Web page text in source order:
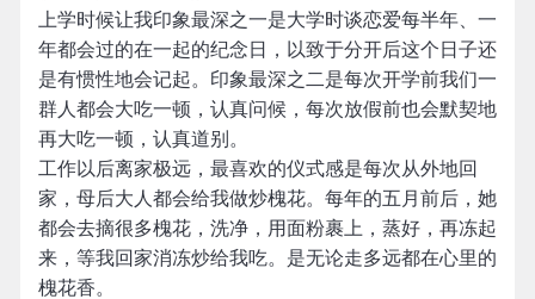
上学时候让我印象最深之一是大学时谈恋爱每半年、一
年都会过的在一起的纪念日，以致于分开后这个日子还
是有惯性地会记起。印象最深之二是每次开学前我们一
群人都会大吃一顿，认真问候，每次放假前也会默契地
再大吃一顿，认真道别。
工作以后离家极远，最喜欢的仪式感是每次从外地回
家，母后大人都会给我做炒槐花。每年的五月前后，她
都会去摘很多槐花，洗净，用面粉裹上，蒸好，再冻起
来，等我回家消冻炒给我吃。是无论走多远都在心里的
槐花香。